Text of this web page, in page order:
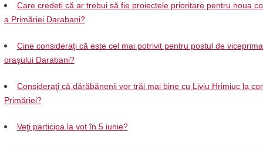
Care credeți că ar trebui să fie proiectele prioritare pentru noua
a Primăriei Darabani?
Cine consideraţi că este cel mai potrivit pentru postul de
oraşului Darabani?
Consideraţi că dărăbănenii vor trăi mai bine cu Liviu Hrimiuc la
Primăriei?
Veţi participa la vot în 5 iunie?